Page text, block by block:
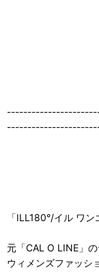
「ILL180°/イル ワン
元「CAL O LINE」
ウィメンズファッシ